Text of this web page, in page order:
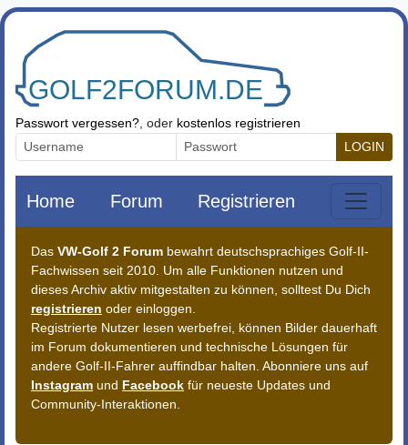
Zum Inhalt springen
Passwort vergessen? , oder kostenlos registrieren
LOGIN
Home Forum Registrieren
Das VW-Golf 2 Forum bewahrt deutschsprachiges Golf-II-
Fachwissen seit 2010. Um alle Funktionen nutzen und
dieses Archiv aktiv mitgestalten zu können, solltest Du Dich
registrieren oder einloggen.
Registrierte Nutzer lesen werbefrei, können Bilder dauerhaft
im Forum dokumentieren und technische Lösungen für
andere Golf-II-Fahrer auffindbar halten. Abonniere uns auf
Instagram und Facebook für neueste Updates und
Community-Interaktionen.